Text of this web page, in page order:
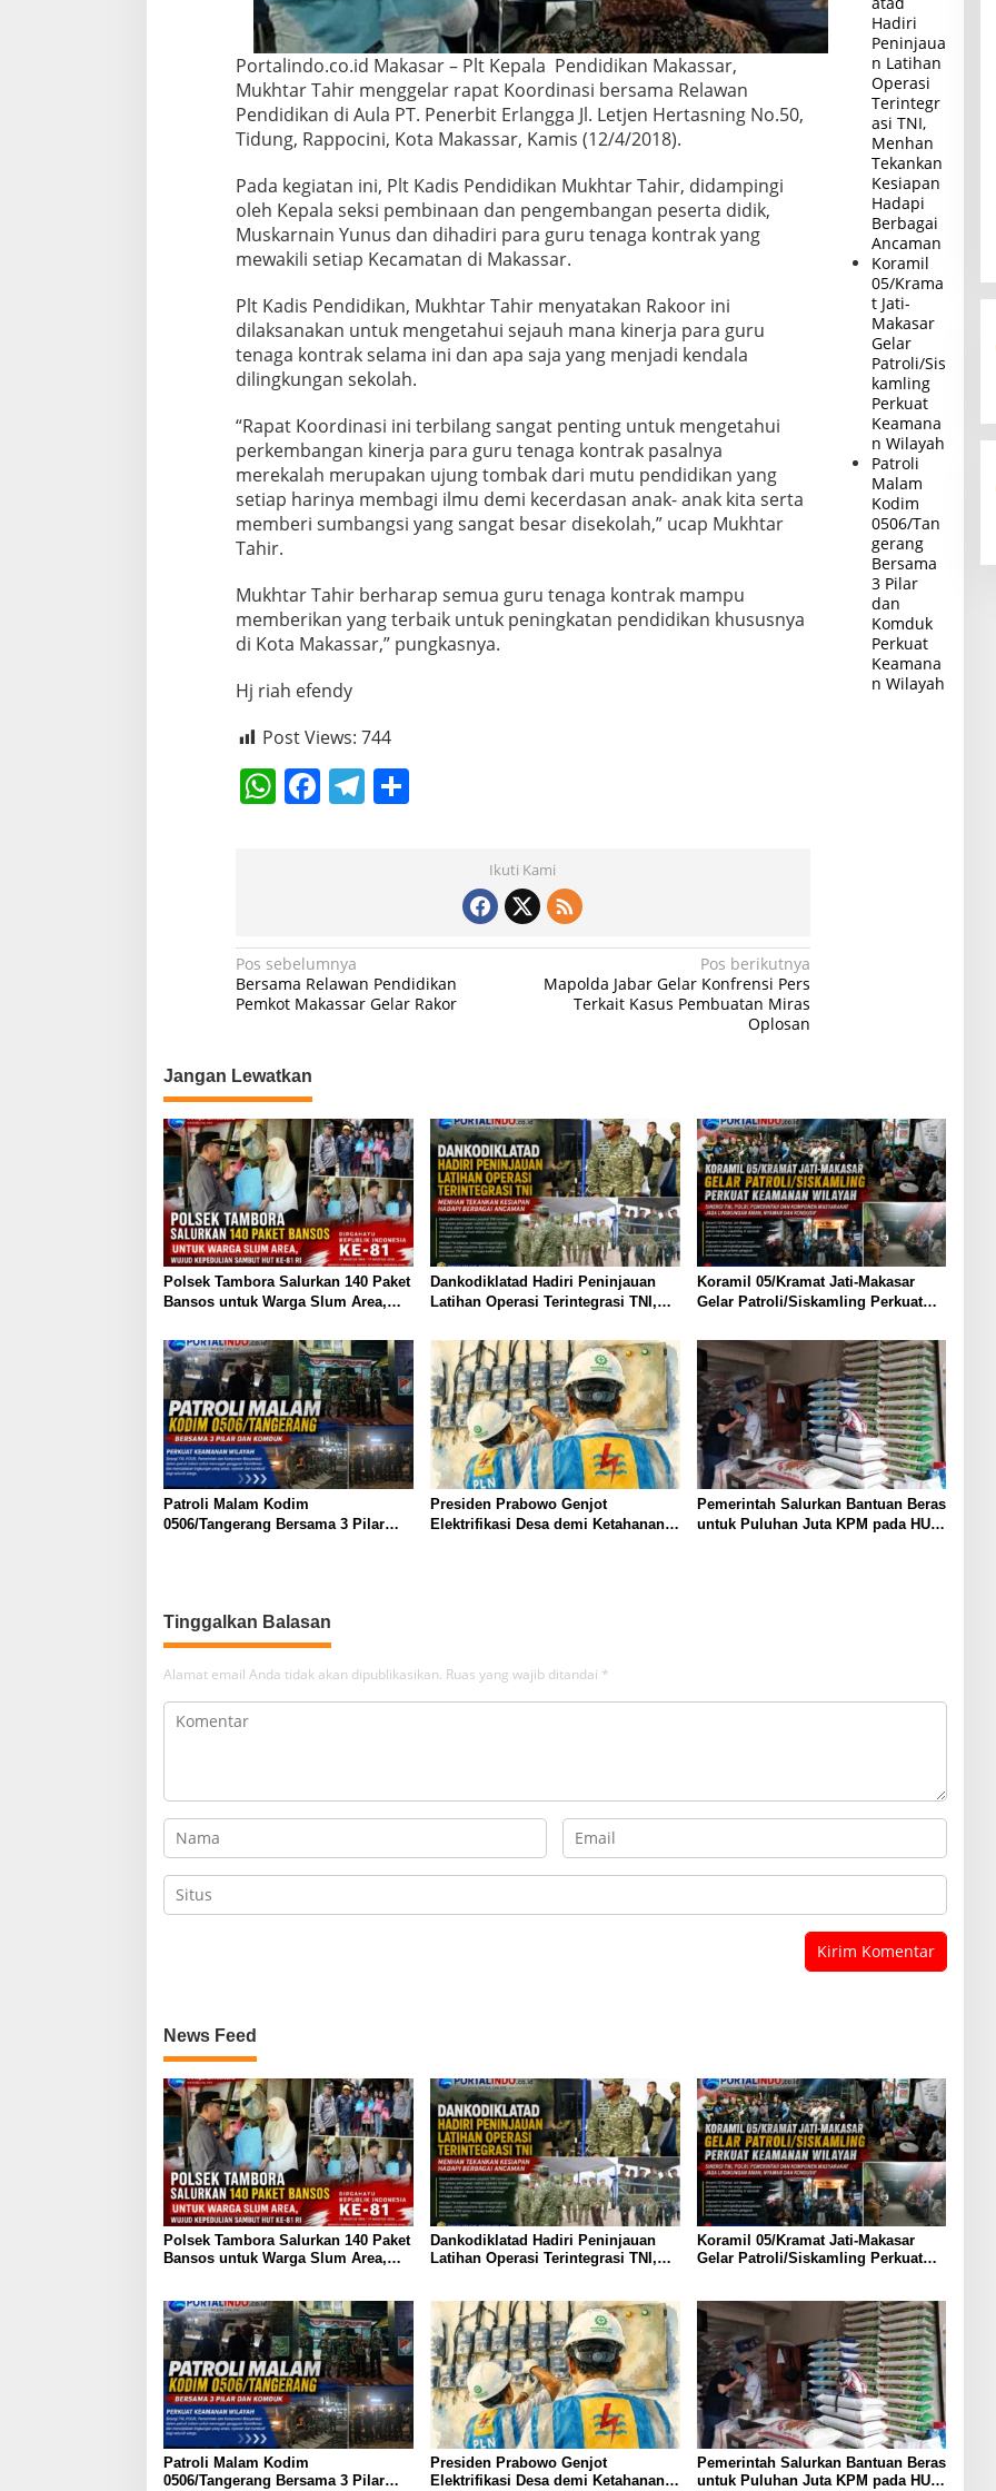
m
k
o
t
B
e
r
s
m
a
R
e
l
w
a
n
e
d
i
d
k
a
d
k
a
R
k
o
r
Portalindo.co.id Makasar – Plt Kepala Pendidikan Makassar,
Mukhtar Tahir menggelar rapat Koordinasi bersama Relawan
Pendidikan di Aula PT. Penerbit Erlangga Jl. Letjen Hertasning No.50,
Tidung, Rappocini, Kota Makassar, Kamis (12/4/2018).
Pada kegiatan ini, Plt Kadis Pendidikan Mukhtar Tahir, didampingi
oleh Kepala seksi pembinaan dan pengembangan peserta didik,
Muskarnain Yunus dan dihadiri para guru tenaga kontrak yang
mewakili setiap Kecamatan di Makassar.
Plt Kadis Pendidikan, Mukhtar Tahir menyatakan Rakoor ini
dilaksanakan untuk mengetahui sejauh mana kinerja para guru
tenaga kontrak selama ini dan apa saja yang menjadi kendala
dilingkungan sekolah.
“Rapat Koordinasi ini terbilang sangat penting untuk mengetahui
perkembangan kinerja para guru tenaga kontrak pasalnya
merekalah merupakan ujung tombak dari mutu pendidikan yang
setiap harinya membagi ilmu demi kecerdasan anak- anak kita serta
memberi sumbangsi yang sangat besar disekolah,” ucap Mukhtar
Tahir.
Mukhtar Tahir berharap semua guru tenaga kontrak mampu
memberikan yang terbaik untuk peningkatan pendidikan khususnya
di Kota Makassar,” pungkasnya.
Hj riah efendy
Post Views: 744
W
p
p
F
o
o
T
m
S
Ikuti Kami
N
a
i
g
a
s
i
p
o
s
Pos sebelumnya
Bersama Relawan Pendidikan
Pemkot Makassar Gelar Rakor
Pos berikutnya
Mapolda Jabar Gelar Konfrensi Pers
Terkait Kasus Pembuatan Miras
Oplosan
Hadiri
Peninjaua
n Latihan
Operasi
Terintegr
asi TNI,
Menhan
Tekankan
Kesiapan
Hadapi
Berbagai
Ancaman
Koramil
05/Krama
t Jati-
Makasar
Gelar
Patroli/Sis
kamling
Perkuat
Keamana
n Wilayah
Patroli
Malam
Kodim
0506/Tan
gerang
Bersama
3 Pilar
dan
Komduk
Perkuat
Keamana
n Wilayah
Jangan Lewatkan
Polsek Tambora Salurkan 140 Paket
Bansos untuk Warga Slum Area,
81 RI
Dankodiklatad Hadiri Peninjauan
Latihan Operasi Terintegrasi TNI,
Berbagai Ancaman
Koramil 05/Kramat Jati-Makasar
Gelar Patroli/Siskamling Perkuat
Patroli Malam Kodim
0506/Tangerang Bersama 3 Pilar
Presiden Prabowo Genjot
Elektrifikasi Desa demi Ketahanan
Pemerintah Salurkan Bantuan Beras
untuk Puluhan Juta KPM pada HUT
Tinggalkan Balasan
Alamat email Anda tidak akan dipublikasikan. Ruas yang wajib ditandai *
News Feed
Polsek Tambora Salurkan 140 Paket
Bansos untuk Warga Slum Area,
Dankodiklatad Hadiri Peninjauan
Latihan Operasi Terintegrasi TNI,
Koramil 05/Kramat Jati-Makasar
Gelar Patroli/Siskamling Perkuat
Patroli Malam Kodim
0506/Tangerang Bersama 3 Pilar
Presiden Prabowo Genjot
Elektrifikasi Desa demi Ketahanan
Pemerintah Salurkan Bantuan Beras
untuk Puluhan Juta KPM pada HUT